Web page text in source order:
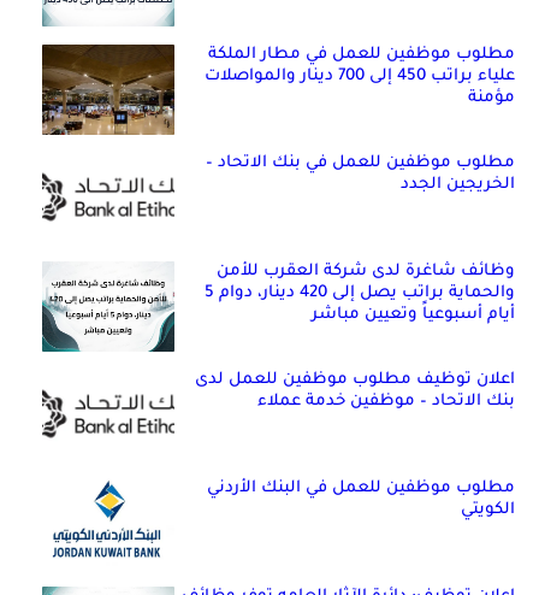
مطلوب موظفين للعمل في مطار الملكة
علياء براتب 450 إلى 700 دينار والمواصلات
مؤمنة
مطلوب موظفين للعمل في بنك الاتحاد –
الخريجين الجدد
وظائف شاغرة لدى شركة العقرب للأمن
والحماية براتب يصل إلى 420 دينار، دوام 5
أيام أسبوعياً وتعيين مباشر
اعلان توظيف مطلوب موظفين للعمل لدى
بنك الاتحاد – موظفين خدمة عملاء
مطلوب موظفين للعمل في البنك الأردني
الكويتي